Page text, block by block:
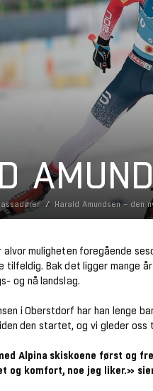
Harald Amundsen – den
muligheten foregående
tilfeldig. Bak det ligger mange
og nå landslag.
i Oberstdorf har han lenge
den startet, og vi gleder oss
Alpina skiskoene først og
og komfort, noe jeg liker.»